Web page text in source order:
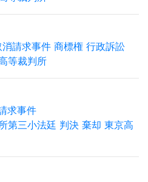
請求事件 商標権 行政訴訟
等裁判所
求事件
第三小法廷 判決 棄却 東京高